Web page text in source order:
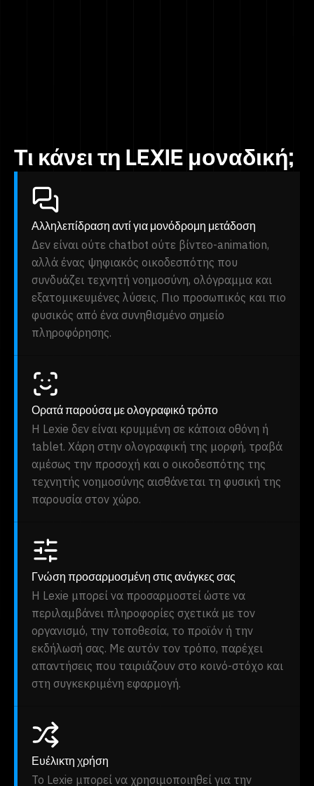
Τι κάνει τη LEXIE μοναδική;
Αλληλεπίδραση αντί για μονόδρομη μετάδοση
Δεν είναι ούτε chatbot ούτε βίντεο-animation,
αλλά ένας ψηφιακός οικοδεσπότης που
συνδυάζει τεχνητή νοημοσύνη, ολόγραμμα και
εξατομικευμένες λύσεις. Πιο προσωπικός και πιο
φυσικός από ένα συνηθισμένο σημείο
πληροφόρησης.
Ορατά παρούσα με ολογραφικό τρόπο
Η Lexie δεν είναι κρυμμένη σε κάποια οθόνη ή
tablet. Χάρη στην ολογραφική της μορφή, τραβά
αμέσως την προσοχή και ο οικοδεσπότης της
τεχνητής νοημοσύνης αισθάνεται τη φυσική της
παρουσία στον χώρο.
Γνώση προσαρμοσμένη στις ανάγκες σας
Η Lexie μπορεί να προσαρμοστεί ώστε να
περιλαμβάνει πληροφορίες σχετικά με τον
οργανισμό, την τοποθεσία, το προϊόν ή την
εκδήλωσή σας. Με αυτόν τον τρόπο, παρέχει
απαντήσεις που ταιριάζουν στο κοινό-στόχο και
στη συγκεκριμένη εφαρμογή.
Ευέλικτη χρήση
Το Lexie μπορεί να χρησιμοποιηθεί για την